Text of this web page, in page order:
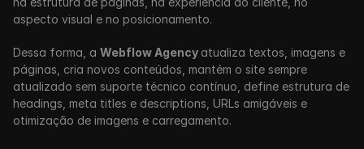
aspecto visual e no posicionamento.
Dessa forma, a Webflow Agency atualiza textos, imagens e
páginas, cria novos conteúdos, mantém o site sempre
atualizado sem suporte técnico contínuo, define estrutura de
headings, meta titles e descriptions, URLs amigáveis e
otimização de imagens e carregamento.